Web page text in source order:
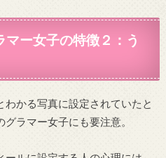
ー女子の特徴２：う
かる写真に設定されていたと
ラマー女子にも要注意。